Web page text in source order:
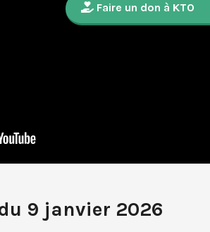
9 janvier 2026
Faire un don à KTO